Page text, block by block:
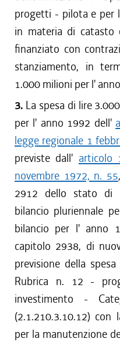
progetti - pilota e per
in materia di catasto
finanziato con
stanziamento, in
1.000 milioni per l'
3. La spesa di lire
per l' anno 1992 dell'
legge regionale 1
previste dall' articolo
novembre 1972, n. 55
2912 dello stato di
bilancio pluriennale
bilancio per l' anno
capitolo 2938, di
previsione della
Rubrica n. 12 -
investimento -
(2.1.210.3.10.12) con
per la manutenzione